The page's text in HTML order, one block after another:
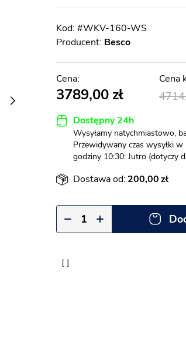
#WKV-160-WS
Producent: Besco
3789,00
Dostępny 24h
Wysyłamy natychmiastowo,
Przewidywany czas wysyłki
godziny 10:30: Jutro (dotyczy
Dostawa od: 200,00